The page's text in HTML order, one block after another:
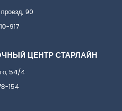
90
917
ЦЕНТР СТАРЛАЙН
54/4
154